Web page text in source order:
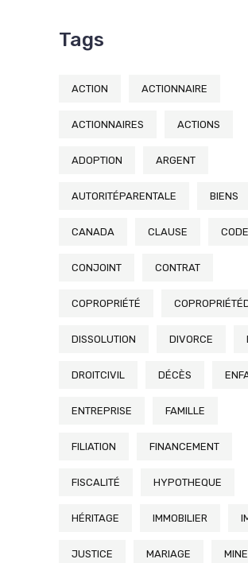
Tags
ACTION ACTIONNAIRE
ACTIONNAIRES ACTIONS
ADOPTION ARGENT
AUTORITÉPARENTALE BIENS
CANADA CLAUSE
CONJOINT CONTRAT
COPROPRIÉTÉ
DISSOLUTION DIVORCE
DROITCIVIL DÉCÈS
ENTREPRISE FAMILLE
FILIATION FINANCEMENT
FISCALITÉ HYPOTHEQUE
HÉRITAGE IMMOBILIER
JUSTICE MARIAGE